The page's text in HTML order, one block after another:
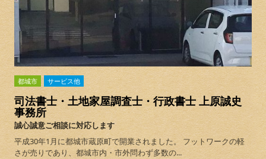
都城市 サービス他
司法書士・土地家屋調査士・行政書士 上原誠史
事務所
誠心誠意ご相談に対応します
平成30年1月に都城市蔵原町で開業されました。 フットワークの軽
さが売りであり、都城市内・市外問わず多数の...